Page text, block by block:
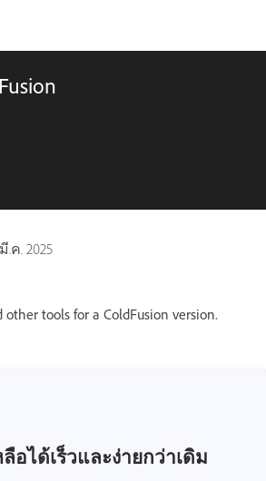
.ค. 2025
tools for a ColdFusion version.
อได้เร็วและง่ายกว่าเดิม